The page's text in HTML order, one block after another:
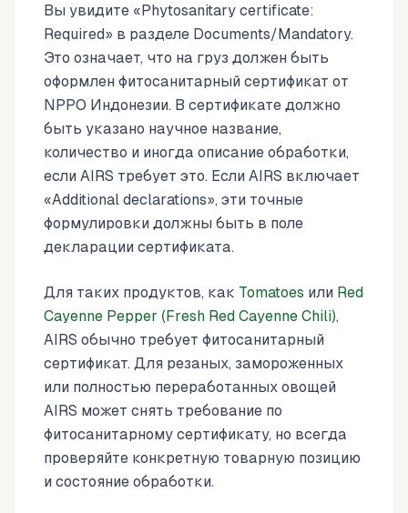
Вы увидите «Phytosanitary certificate:
Required» в разделе Documents/Mandatory.
Это означает, что на груз должен быть
оформлен фитосанитарный сертификат от
NPPO Индонезии. В сертификате должно
быть указано научное название,
количество и иногда описание обработки,
если AIRS требует это. Если AIRS включает
«Additional declarations», эти точные
формулировки должны быть в поле
декларации сертификата.
Для таких продуктов, как Tomatoes или Red
Cayenne Pepper (Fresh Red Cayenne Chili),
AIRS обычно требует фитосанитарный
сертификат. Для резаных, замороженных
или полностью переработанных овощей
AIRS может снять требование по
фитосанитарному сертификату, но всегда
проверяйте конкретную товарную позицию
и состояние обработки.